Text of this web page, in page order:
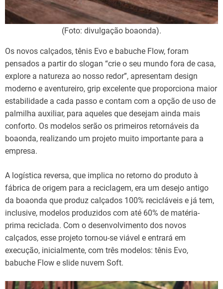
(Foto: divulgação boaonda).
Os novos calçados, tênis Evo e babuche Flow, foram
pensados a partir do slogan “crie o seu mundo fora de casa,
explore a natureza ao nosso redor”, apresentam design
moderno e aventureiro, grip excelente que proporciona maior
estabilidade a cada passo e contam com a opção de uso de
palmilha auxiliar, para aqueles que desejam ainda mais
conforto. Os modelos serão os primeiros retornáveis da
boaonda, realizando um projeto muito importante para a
empresa.
A logística reversa, que implica no retorno do produto à
fábrica de origem para a reciclagem, era um desejo antigo
da boaonda que produz calçados 100% recicláveis e já tem,
inclusive, modelos produzidos com até 60% de matéria-
prima reciclada. Com o desenvolvimento dos novos
calçados, esse projeto tornou-se viável e entrará em
execução, inicialmente, com três modelos: tênis Evo,
babuche Flow e slide nuvem Soft.